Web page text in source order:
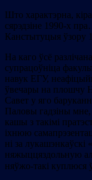
Што характэрна,
сярэдзіне 1990-х
Канстытуцыя ўзору
На каго ўсё
супрацоўніца
навук ЕГУ,
ўвечары на плошчу
Савет у яго
Паловы гадзіны мне,
кашы з такімі
іхнюю
ні за лукашэнкаўскі
няжыццяздольную
няўжо-такі куплюся